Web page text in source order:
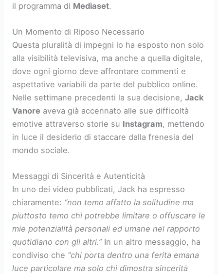
il programma di Mediaset.
Un Momento di Riposo Necessario
Questa pluralità di impegni lo ha esposto non solo
alla visibilità televisiva, ma anche a quella digitale,
dove ogni giorno deve affrontare commenti e
aspettative variabili da parte del pubblico online.
Nelle settimane precedenti la sua decisione,Jack
Vanore aveva già accennato alle sue difficoltà
emotive attraverso storie su Instagram, mettendo
in luce il desiderio di staccare dalla frenesia del
mondo sociale.
Messaggi di Sincerità e Autenticità
In uno dei video pubblicati, Jack ha espresso
chiaramente: “non temo affatto la solitudine ma
piuttosto temo chi potrebbe limitare o offuscare le
mie potenzialità personali ed umane nel rapporto
quotidiano con gli altri.”In un altro messaggio, ha
condiviso che “chi porta dentro una ferita emana
luce particolare ma solo chi dimostra sincerità